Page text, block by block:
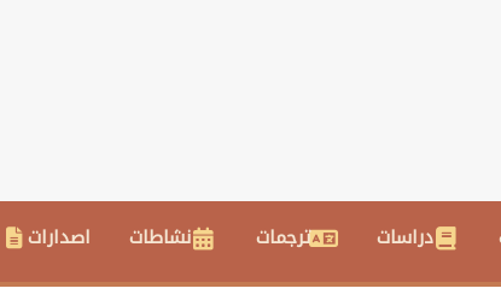
دراسات ترجمات نشاطات اصدارات